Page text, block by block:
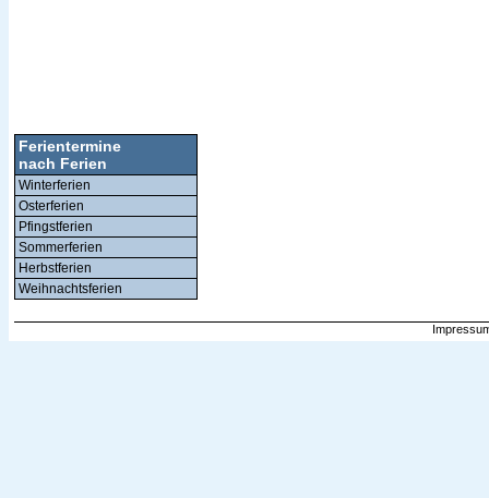
Ferientermine
nach Ferien
Winterferien
Osterferien
Pfingstferien
Sommerferien
Herbstferien
Weihnachtsferien